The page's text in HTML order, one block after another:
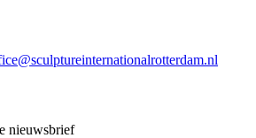
nieuwsbrief